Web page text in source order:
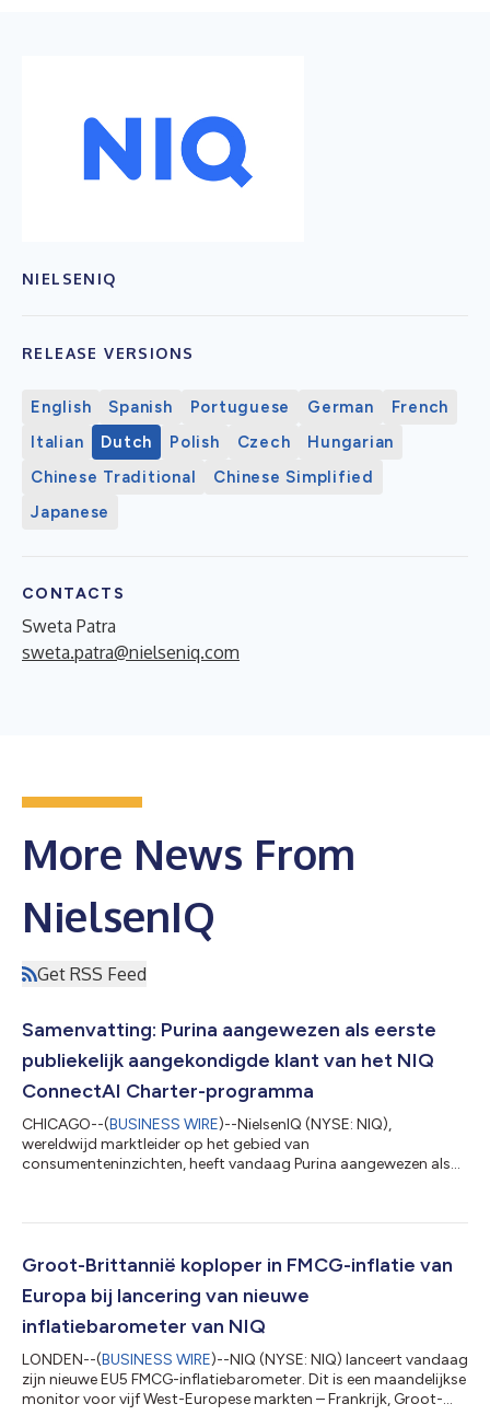
NIELSENIQ
RELEASE VERSIONS
English Spanish Portuguese German
French
Italian
Dutch Polish Czech
Hungarian
Chinese Traditional
Chinese Simplified
Japanese
CONTACTS
Sweta Patra
sweta.patra@nielseniq.com
More News From
NielsenIQ
Get RSS Feed
Samenvatting: Purina aangewezen als eerste
publiekelijk aangekondigde klant van het NIQ
ConnectAI Charter-programma
CHICAGO--(BUSINESS WIRE)--NielsenIQ (NYSE: NIQ),
wereldwijd marktleider op het gebied van
consumenteninzichten, heeft vandaag Purina aangewezen als
de lancering van het programma door NIQ in samenwerking
verzorging, huisdierverzorging, beauty en dranken; naarmate de
samenwerking vordert, worden meer aankondigingen v...
Groot-Brittannië koploper in FMCG-inflatie van
Europa bij lancering van nieuwe
inflatiebarometer van NIQ
LONDEN--(BUSINESS WIRE)--NIQ (NYSE: NIQ) lanceert vandaag
zijn nieuwe EU5 FMCG-inflatiebarometer. Dit is een maandelijkse
monitor voor vijf West-Europese markten – Frankrijk, Groot-